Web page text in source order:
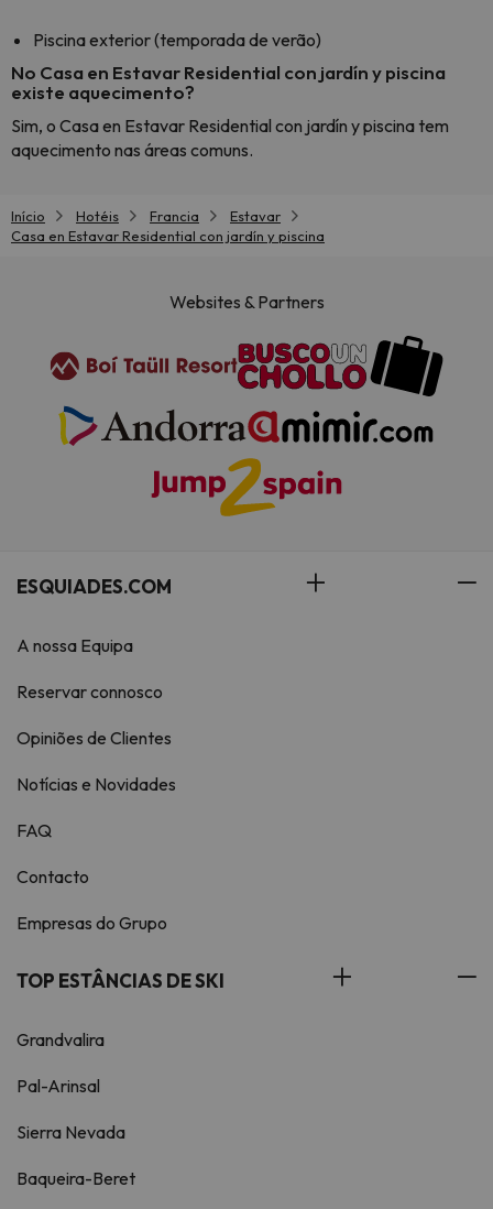
Piscina exterior (temporada de verão)
No Casa en Estavar Residential con jardín y piscina
existe aquecimento?
Sim, o Casa en Estavar Residential con jardín y piscina tem
aquecimento nas áreas comuns.
Início Hotéis Francia
Estavar
Casa en Estavar Residential con jardín y piscina
Websites & Partners
ESQUIADES.COM
A nossa Equipa
Reservar connosco
Opiniões de Clientes
Notícias e Novidades
FAQ
Contacto
Empresas do Grupo
TOP ESTÂNCIAS DE SKI
Grandvalira
Pal-Arinsal
Sierra Nevada
Baqueira-Beret